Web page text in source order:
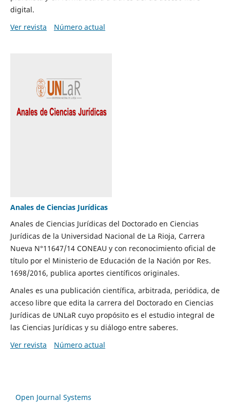
digital.
Ver revista
Número actual
Anales de Ciencias Jurídicas
Anales de Ciencias Jurídicas del Doctorado en Ciencias
Jurídicas de la Universidad Nacional de La Rioja, Carrera
Nueva N°11647/14 CONEAU y con reconocimiento oficial de
título por el Ministerio de Educación de la Nación por Res.
1698/2016, publica aportes científicos originales.
Anales es una publicación científica, arbitrada, periódica, de
acceso libre que edita la carrera del Doctorado en Ciencias
Jurídicas de UNLaR cuyo propósito es el estudio integral de
las Ciencias Jurídicas y su diálogo entre saberes.
Ver revista
Número actual
Open Journal Systems